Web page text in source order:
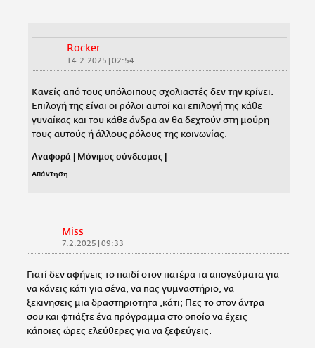
Rocker
14.2.2025 | 02:54
Κανείς από τους υπόλοιπους σχολιαστές δεν την κρίνει.
Επιλογή της είναι οι ρόλοι αυτοί και επιλογή της κάθε
γυναίκας και του κάθε άνδρα αν θα δεχτούν στη μούρη
τους αυτούς ή άλλους ρόλους της κοινωνίας.
Αναφορά | Μόνιμος σύνδεσμος |
Απάντηση
Miss
7.2.2025 | 09:33
Γιατί δεν αφήνεις το παιδί στον πατέρα τα απογεύματα για
να κάνεις κάτι για σένα, να πας γυμναστήριο, να
ξεκινησεις μια δραστηριοτητα ,κάτι; Πες το στον άντρα
σου και φτιάξτε ένα πρόγραμμα στο οποίο να έχεις
κάποιες ώρες ελεύθερες για να ξεφεύγεις.